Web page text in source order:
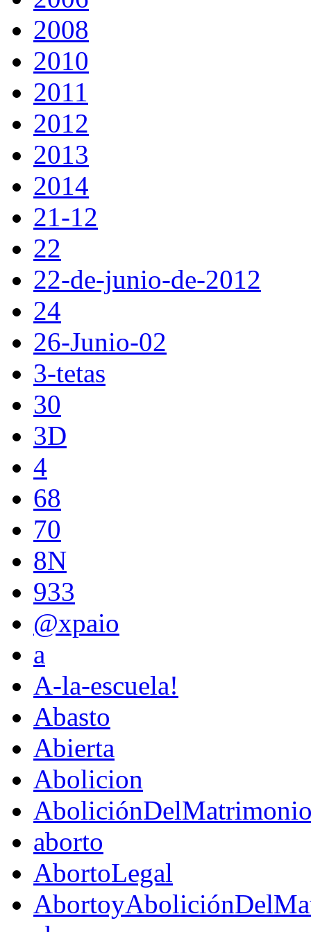
2008
2010
2011
2012
2013
2014
21-12
22
22-de-junio-de-2012
24
26-Junio-02
3-tetas
30
3D
4
68
70
8N
933
@xpaio
a
A-la-escuela!
Abasto
Abierta
Abolicion
aborto
AbortoLegal